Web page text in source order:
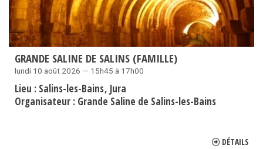
GRANDE SALINE DE SALINS (FAMILLE)
lundi 10 août 2026 — 15h45 à 17h00
Lieu : Salins-les-Bains Jura
Organisateur : Grande Saline de Salins-les-Bains
DÉTAILS